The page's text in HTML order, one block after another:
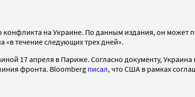
на Украине. По данным издания, он может
течение следующих трех дней».
17 апреля в Париже. Согласно документу, Украина
фронта. Bloomberg писал, что США в рамках